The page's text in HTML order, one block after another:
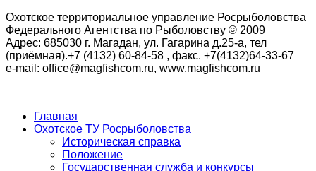
Охотское территориальное управление Росрыболовства
Федерального Агентства по Рыболовству © 2009
Адрес: 685030 г. Магадан, ул. Гагарина д.25-а, тел
(приёмная).+7 (4132) 60-84-58 , факс. +7(4132)64-33-67
e-mail: office@magfishcom.ru, www.magfishcom.ru
Главная
Охотское ТУ Росрыболовства
Историческая справка
Положение
Государственная служба и конкурсы